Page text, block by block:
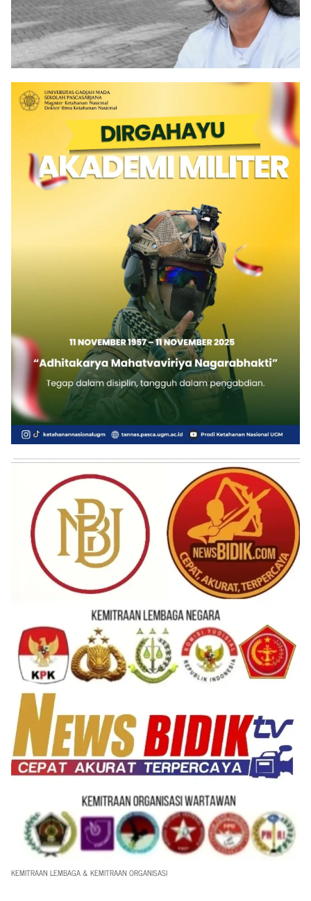
KEMITRAAN LEMBAGA & KEMITRAAN ORGANISASI